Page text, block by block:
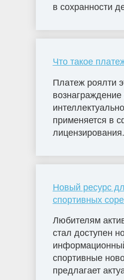
в сохранности
Что такое
Платеж роялти
применяется в
Новый ресурс
спортивных
Любителям
стал доступен
спортивные
предлагает